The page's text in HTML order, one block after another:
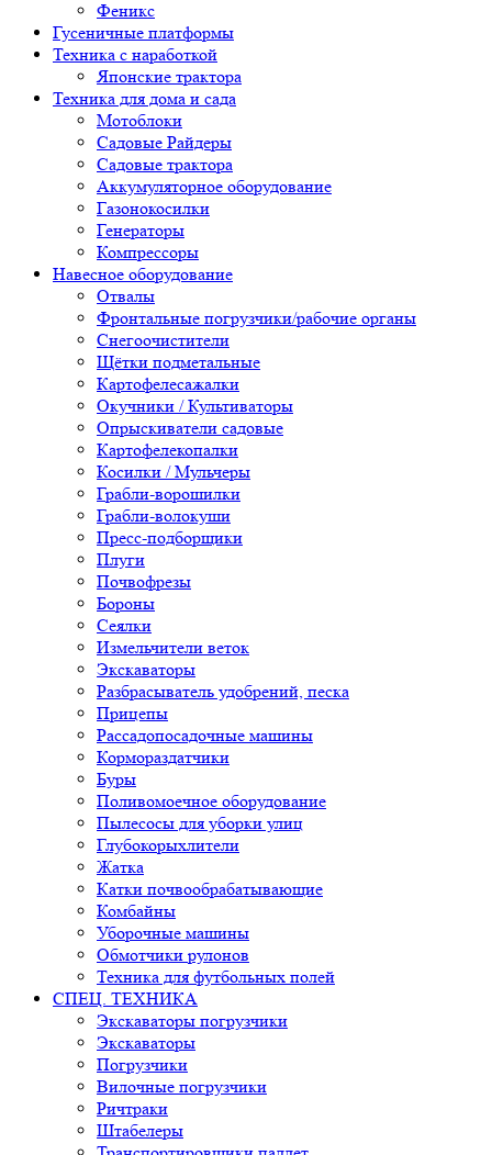
Феникс
Гусеничные платформы
Техника с наработкой
Японские трактора
Техника для дома и сада
Мотоблоки
Садовые Райдеры
Садовые трактора
Аккумуляторное оборудование
Газонокосилки
Генераторы
Компрессоры
Навесное оборудование
Отвалы
Фронтальные погрузчики/рабочие органы
Снегоочистители
Щётки подметальные
Картофелесажалки
Окучники / Культиваторы
Опрыскиватели садовые
Картофелекопалки
Косилки / Мульчеры
Грабли-ворошилки
Грабли-волокуши
Пресс-подборщики
Плуги
Почвофрезы
Бороны
Сеялки
Измельчители веток
Экскаваторы
Разбрасыватель удобрений, песка
Прицепы
Рассадопосадочные машины
Кормораздатчики
Буры
Поливомоечное оборудование
Пылесосы для уборки улиц
Глубокорыхлители
Жатка
Катки почвообрабатывающие
Комбайны
Уборочные машины
Обмотчики рулонов
Техника для футбольных полей
СПЕЦ. ТЕХНИКА
Экскаваторы погрузчики
Экскаваторы
Погрузчики
Вилочные погрузчики
Ричтраки
Штабелеры